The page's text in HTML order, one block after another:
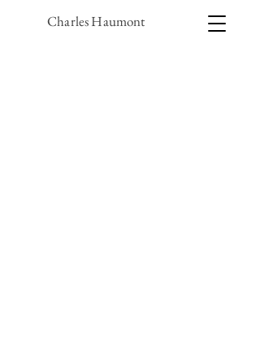
Charles Haumont